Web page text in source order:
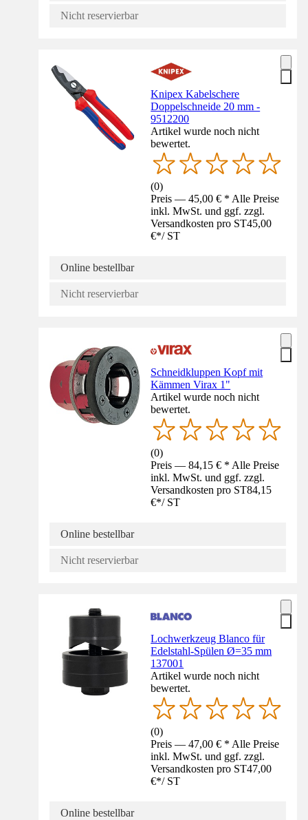
Nicht reservierbar
Knipex Kabelschere
Doppelschneide 20 mm -
9512200
Artikel wurde noch nicht
bewertet.
(0)
Preis — 45,00 € * Alle Preise
inkl. MwSt. und ggf. zzgl.
Versandkosten pro ST45,00
€*/ ST
Online bestellbar
Nicht reservierbar
Schneidkluppen Kopf mit
Kämmen Virax 1"
Artikel wurde noch nicht
bewertet.
(0)
Preis — 84,15 € * Alle Preise
inkl. MwSt. und ggf. zzgl.
Versandkosten pro ST84,15
€*/ ST
Online bestellbar
Nicht reservierbar
Lochwerkzeug Blanco für
Edelstahl-Spülen Ø=35 mm
137001
Artikel wurde noch nicht
bewertet.
(0)
Preis — 47,00 € * Alle Preise
inkl. MwSt. und ggf. zzgl.
Versandkosten pro ST47,00
€*/ ST
Online bestellbar